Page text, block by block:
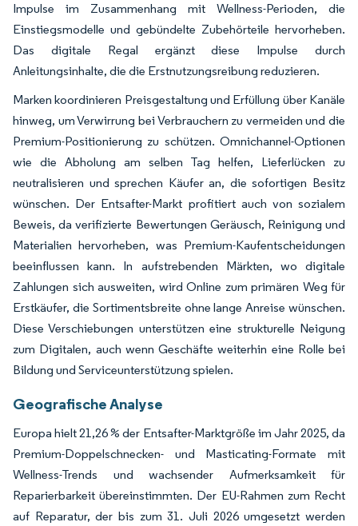
Impulse im Zusammenhang mit Wellness-Perioden, die
Einstiegsmodelle und gebündelte Zubehörteile hervorheben.
Das digitale Regal ergänzt diese Impulse durch
Anleitungsinhalte, die die Erstnutzungsreibung reduzieren.
Marken koordinieren Preisgestaltung und Erfüllung über Kanäle
hinweg, um Verwirrung bei Verbrauchern zu vermeiden und die
Premium-Positionierung zu schützen. Omnichannel-Optionen
wie die Abholung am selben Tag helfen, Lieferlücken zu
neutralisieren und sprechen Käufer an, die sofortigen Besitz
wünschen. Der Entsafter-Markt profitiert auch von sozialem
Beweis, da verifizierte Bewertungen Geräusch, Reinigung und
Materialien hervorheben, was Premium-Kaufentscheidungen
beeinflussen kann. In aufstrebenden Märkten, wo digitale
Zahlungen sich ausweiten, wird Online zum primären Weg für
Erstkäufer, die Sortimentsbreite ohne lange Anreise wünschen.
Diese Verschiebungen unterstützen eine strukturelle Neigung
zum Digitalen, auch wenn Geschäfte weiterhin eine Rolle bei
Bildung und Serviceunterstützung spielen.
Geografische Analyse
Europa hielt 21,26 % der Entsafter-Marktgröße im Jahr 2025, da
Premium-Doppelschnecken- und Masticating-Formate mit
Wellness-Trends und wachsender Aufmerksamkeit für
Reparierbarkeit übereinstimmten. Der EU-Rahmen zum Recht
auf Reparatur, der bis zum 31. Juli 2026 umgesetzt werden